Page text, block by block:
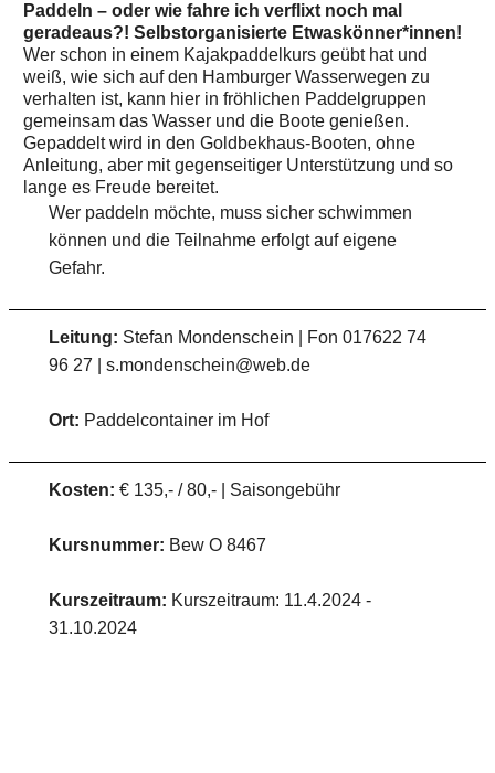
Paddeln – oder wie fahre ich verflixt noch mal
geradeaus?!Selbstorganisierte Etwaskönner*innen!
Wer schon in einem Kajakpaddelkurs geübt hat und
weiß, wie sich auf den Hamburger Wasserwegen zu
verhalten ist, kann hier in fröhlichen Paddelgruppen
gemeinsam das Wasser und die Boote genießen.
Gepaddelt wird in den Goldbekhaus-Booten, ohne
Anleitung, aber mit gegenseitiger Unterstützung und so
lange es Freude bereitet.
Wer paddeln möchte, muss sicher schwimmen
können und die Teilnahme erfolgt auf eigene
Gefahr.
Leitung: Stefan Mondenschein | Fon 017622 74
96 27 | s.mondenschein@web.de
Ort: Paddelcontainer im Hof
Kosten: € 135,- / 80,- | Saisongebühr
Kursnummer: Bew O 8467
Kurszeitraum: Kurszeitraum: 11.4.2024 -
31.10.2024